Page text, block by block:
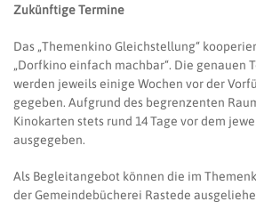
Zukünftige Termine
Das „Themenkino Gleichstellung“
„Dorfkino einfach machbar“. Die genauen
werden jeweils einige Wochen vor der
gegeben. Aufgrund des begrenzenten
Kinokarten stets rund 14 Tage vor dem
ausgegeben.
Als Begleitangebot können die im
der Gemeindebücherei Rastede